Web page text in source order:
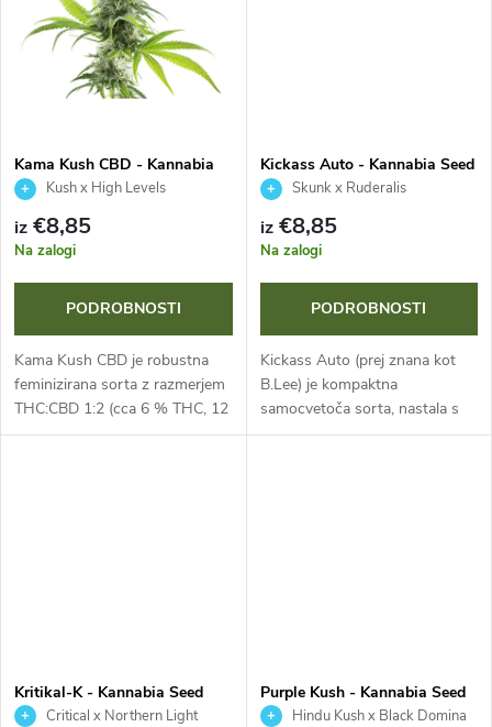
d
l
k
o
o
Kama Kush CBD - Kannabia
Seed Company
Kush x High Levels
Cannabidiol clone
iz €8,85
Na zalogi
PODROBNOSTI
Kama Kush CBD je robustna
feminizirana sorta z razmerjem
THC:CBD 1:2 (cca 6 % THC, 12
% CBD). Ta odporna indika
Kickass Auto - Kannabia Seed
CompanySkunk x Ruderalis
iz€8,85
Na zalogi
PODROBNOSTI
Kickass Auto (prej znana kot
B.Lee) je kompaktna
samocvetoča sorta, nastala s
križanjem Citrus x Ruderalis. Ta
Kritikal-K - Kannabia Seed
CompanyCritical x Northern Light
Purple Kush - Kannabia Seed
CompanyHindu Kush x Black Domina